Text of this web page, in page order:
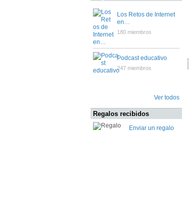
Los Retos de Internet
en…
180 miembros
Podcast educativo
247 miembros
Ver todos
Regalos recibidos
Enviar un regalo